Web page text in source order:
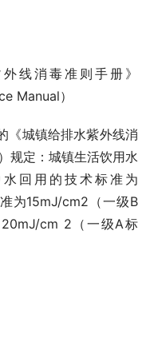
Manual）
规定：城镇生活饮用水
回用的技术标准为
为15mJ/cm2（一级B
cm 2（一级A标